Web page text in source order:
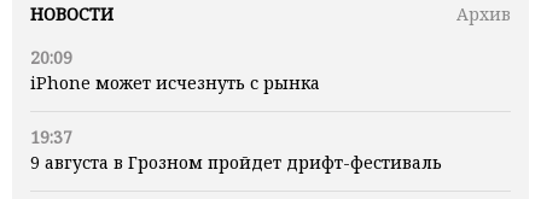
НОВОСТИ
Архив
20:09
iPhone может исчезнуть с рынка
19:37
9 августа в Грозном пройдет дрифт-фестиваль